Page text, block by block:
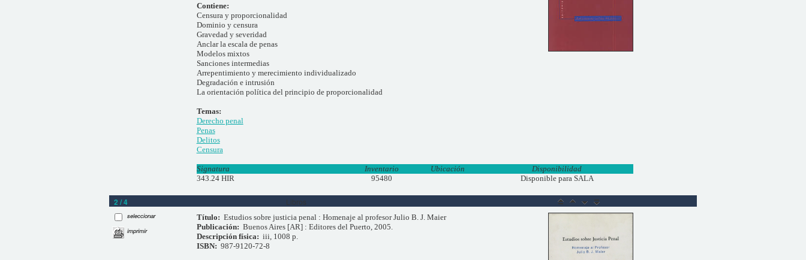
Contiene:
Censura y proporcionalidad
Dominio y censura
Gravedad y severidad
Anclar la escala de penas
Modelos mixtos
Sanciones intermedias
Arrepentimiento y merecimiento individualizado
Degradación e intrusión
La orientación política del principio de proporcionalidad
Temas:
Derecho penal
Penas
Delitos
Censura
Signatura Inventario Ubicación
Disponibilidad
343.24 HIR
95480 Disponible para SALA
2 / 4 Libros
seleccionar
imprimir
Título: Estudios sobre justicia penal : Homenaje al profesor Julio B. J. Maier
Publicación: Buenos Aires [AR] : Editores del Puerto, 2005.
Descripción física: iii, 1008 p.
ISBN: 987-9120-72-8